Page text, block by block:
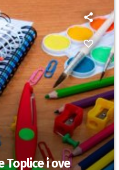
Toplice i ove